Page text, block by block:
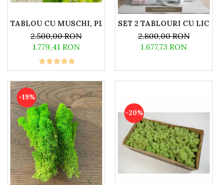
2.500,00 RON
1.779,41 RON
SET 2 TABLOURI CU
2.800,00 RON
1.677,73 RON
-19%
-20%